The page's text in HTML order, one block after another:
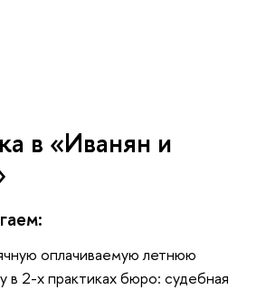
в «Иванян и
оплачиваемую летнюю
в 2-х практиках бюро: судебная